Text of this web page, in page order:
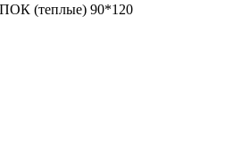
(теплые) 90*120